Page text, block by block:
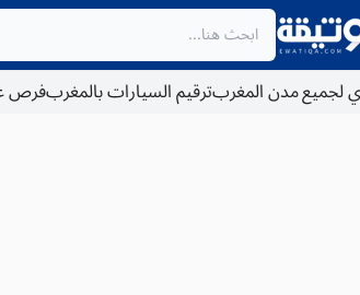
لجميع مدن المغربترقيم السيارات بالمغربفرص